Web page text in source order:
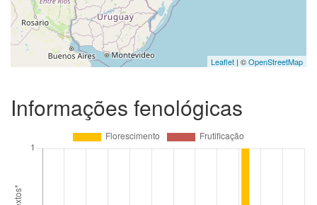
Leaflet | ©OpenStreetMap
Informações fenológicas